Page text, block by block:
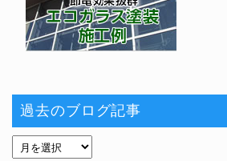
過去のブログ記事